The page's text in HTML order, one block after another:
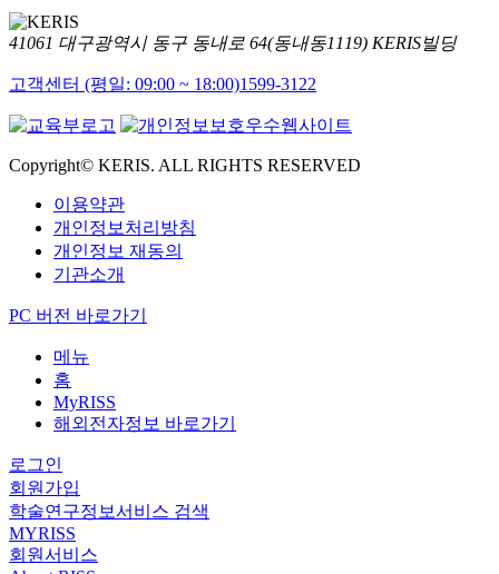
41061 대구광역시 동구 동내로 64(동내동1119) KERIS빌딩
고객센터 (평일: 09:00 ~ 18:00)1599-3122
Copyright© KERIS. ALL RIGHTS RESERVED
이용약관
개인정보처리방침
개인정보 재동의
기관소개
PC 버전 바로가기
메뉴
홈
MyRISS
해외전자정보 바로가기
로그인
회원가입
학술연구정보서비스 검색
MYRISS
회원서비스